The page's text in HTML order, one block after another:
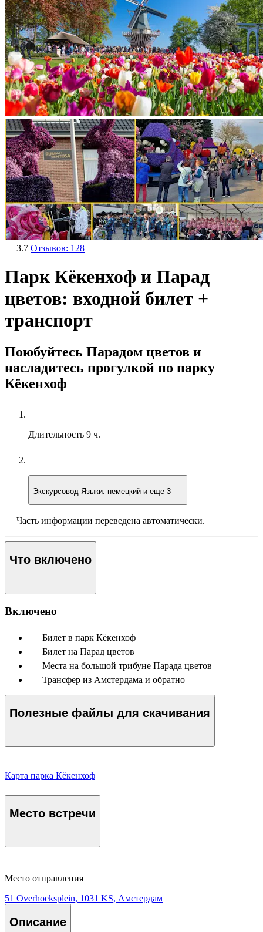
3.7 Отзывов: 128
Парк Кёкенхоф и Парад
цветов: входной билет +
транспорт
Поюбуйтесь Парадом цветов и
насладитесь прогулкой по парку
Кёкенхоф
Длительность 9 ч.
Экскурсовод Языки: немецкий и еще 3
Часть информации переведена автоматически.
Что включено
Включено
Билет в парк Кёкенхоф
Билет на Парад цветов
Места на большой трибуне Парада цветов
Трансфер из Амстердама и обратно
Полезные файлы для скачивания
Карта парка Кёкенхоф
Место встречи
Место отправления
51 Overhoeksplein, 1031 KS, Амстердам
Описание